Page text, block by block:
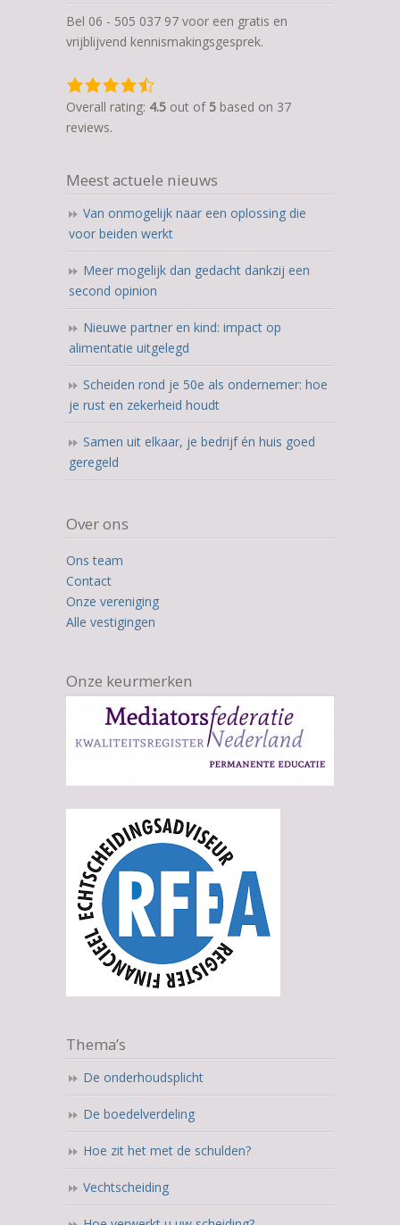
Bel 06 - 505 037 97 voor een gratis en
vrijblijvend kennismakingsgesprek.
4,5
rating
based
ratings
Overall rating: 4.5 out of 5 based on 37
reviews.
Meest actuele nieuws
Van onmogelijk naar een oplossing die
voor beiden werkt
Meer mogelijk dan gedacht dankzij een
second opinion
Nieuwe partner en kind: impact op
alimentatie uitgelegd
Scheiden rond je 50e als ondernemer: hoe
je rust en zekerheid houdt
Samen uit elkaar, je bedrijf én huis goed
geregeld
Over ons
Ons team
Contact
Onze vereniging
Alle vestigingen
Onze keurmerken
Thema’s
De onderhoudsplicht
De boedelverdeling
Hoe zit het met de schulden?
Vechtscheiding